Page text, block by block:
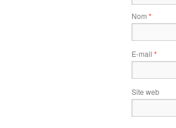
Nom *
E-mail *
Site web